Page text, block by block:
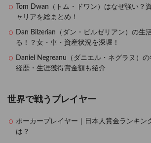
Tom Dwan（トム・ドワン）はなぜ強い？
ャリアを総まとめ！
Dan Bilzerian（ダン・ビルゼリアン）の生
る！？女・車・資産状況を深堀！
Daniel Negreanu（ダニエル・ネグラヌ）
経歴・生涯獲得賞金額も紹介
世界で戦うプレイヤー
ポーカープレイヤー｜日本人賞金ランキン
は？